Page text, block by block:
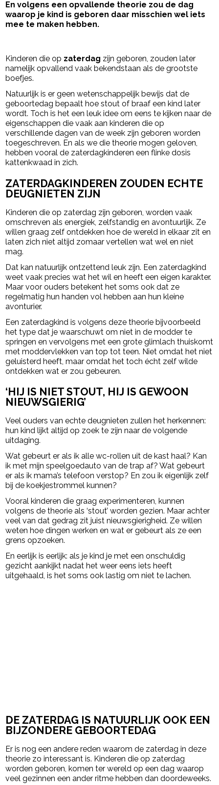
En volgens een opvallende theorie zou de dag
waarop je kind is geboren daar misschien wel iets
mee te maken hebben.
Kinderen die op zaterdag zijn geboren, zouden later
namelijk opvallend vaak bekendstaan als de grootste
boefjes.
Natuurlijk is er geen wetenschappelijk bewijs dat de
geboortedag bepaalt hoe stout of braaf een kind later
wordt. Toch is het een leuk idee om eens te kijken naar de
eigenschappen die vaak aan kinderen die op
verschillende dagen van de week zijn geboren worden
toegeschreven. En als we die theorie mogen geloven,
hebben vooral de zaterdagkinderen een flinke dosis
kattenkwaad in zich.
ZATERDAGKINDEREN ZOUDEN ECHTE
DEUGNIETEN ZIJN
Kinderen die op zaterdag zijn geboren, worden vaak
omschreven als energiek, zelfstandig en avontuurlijk. Ze
willen graag zelf ontdekken hoe de wereld in elkaar zit en
laten zich niet altijd zomaar vertellen wat wel en niet
mag.
Dat kan natuurlijk ontzettend leuk zijn. Een zaterdagkind
weet vaak precies wat het wil en heeft een eigen karakter.
Maar voor ouders betekent het soms ook dat ze
regelmatig hun handen vol hebben aan hun kleine
avonturier.
Een zaterdagkind is volgens deze theorie bijvoorbeeld
het type dat je waarschuwt om niet in de modder te
springen en vervolgens met een grote glimlach thuiskomt
met moddervlekken van top tot teen. Niet omdat het niet
geluisterd heeft, maar omdat het toch écht zelf wilde
ontdekken wat er zou gebeuren.
‘HIJ IS NIET STOUT, HIJ IS GEWOON
NIEUWSGIERIG’
Veel ouders van echte deugnieten zullen het herkennen:
hun kind lijkt altijd op zoek te zijn naar de volgende
uitdaging.
Wat gebeurt er als ik alle wc-rollen uit de kast haal? Kan
ik met mijn speelgoedauto van de trap af? Wat gebeurt
er als ik mama’s telefoon verstop? En zou ik eigenlijk zelf
bij de koekjestrommel kunnen?
Vooral kinderen die graag experimenteren, kunnen
volgens de theorie als ‘stout’ worden gezien. Maar achter
veel van dat gedrag zit juist nieuwsgierigheid. Ze willen
weten hoe dingen werken en wat er gebeurt als ze een
grens opzoeken.
En eerlijk is eerlijk: als je kind je met een onschuldig
gezicht aankijkt nadat het weer eens iets heeft
uitgehaald, is het soms ook lastig om niet te lachen.
DE ZATERDAG IS NATUURLIJK OOK EEN
BIJZONDERE GEBOORTEDAG
Er is nog een andere reden waarom de zaterdag in deze
theorie zo interessant is. Kinderen die op zaterdag
worden geboren, komen ter wereld op een dag waarop
veel gezinnen een ander ritme hebben dan doordeweeks.